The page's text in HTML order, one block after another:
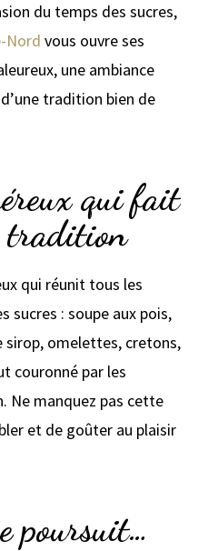
du temps des sucres,
Nord vous ouvre ses
une ambiance
tradition bien de
qui fait
tradition
qui réunit tous les
sucres : soupe aux pois,
sirop, omelettes, cretons,
couronné par les
Ne manquez pas cette
et de goûter au plaisir
poursuit…